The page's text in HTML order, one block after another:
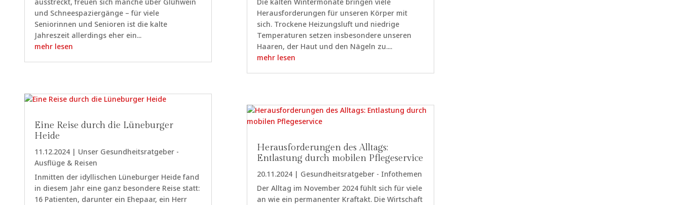
und Schneespaziergänge – für viele
Seniorinnen und Senioren ist die kalte
Jahreszeit allerdings eher ein...
mehr lesen
Eine Reise durch die Lüneburger
Heide
11.12.2024 | Unser Gesundheitsratgeber -
Ausflüge & Reisen
Inmitten der idyllischen Lüneburger Heide fand
in diesem Jahr eine ganz besondere Reise statt:
16 Patienten, darunter ein Ehepaar, ein Herr
Herausforderungen für unseren Körper mit
sich. Trockene Heizungsluft und niedrige
Temperaturen setzen insbesondere unseren
Haaren, der Haut und den Nägeln zu....
mehr lesen
Herausforderungen des Alltags:
Entlastung durch mobilen Pflegeservice
20.11.2024| Gesundheitsratgeber - Infothemen
Der Alltag im November 2024 fühlt sich für viele
an wie ein permanenter Kraftakt. Die Wirtschaft